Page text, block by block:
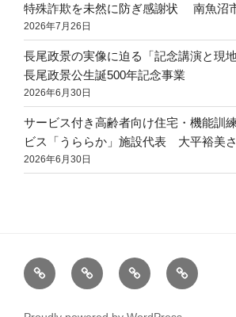
特殊詐欺を未然に防ぎ感謝状 南魚沼
2026年7月26日
長尾政景の実像に迫る「記念講演と現
長尾政景公生誕500年記念事業
2026年6月30日
サービス付き高齢者向け住宅・機能訓
ビス「うららか」施設代表 大平裕美
2026年6月30日
地
域
お
知
地
域
仕
事